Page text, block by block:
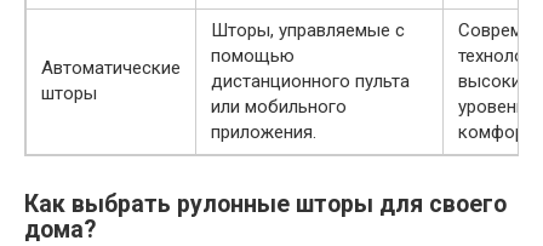
Автоматические
шторы
Шторы, управляемые с
помощью
дистанционного пульта
или мобильного
приложения.
высокий
уровень
Как выбрать рулонные шторы для своего
дома?